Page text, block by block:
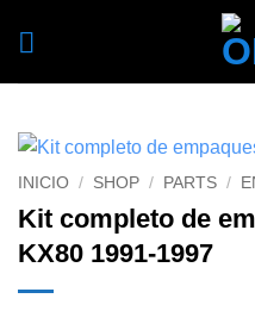
INICIO / SHOP / PARTS /
Kit completo de
KX80 1991-1997